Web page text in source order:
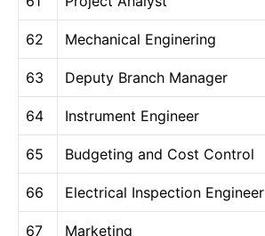
62 Mechanical Enginering
63 Deputy Branch Manager
64 Instrument Engineer
65 Budgeting and Cost Control
66 Electrical Inspection Engineer
67 Marketing